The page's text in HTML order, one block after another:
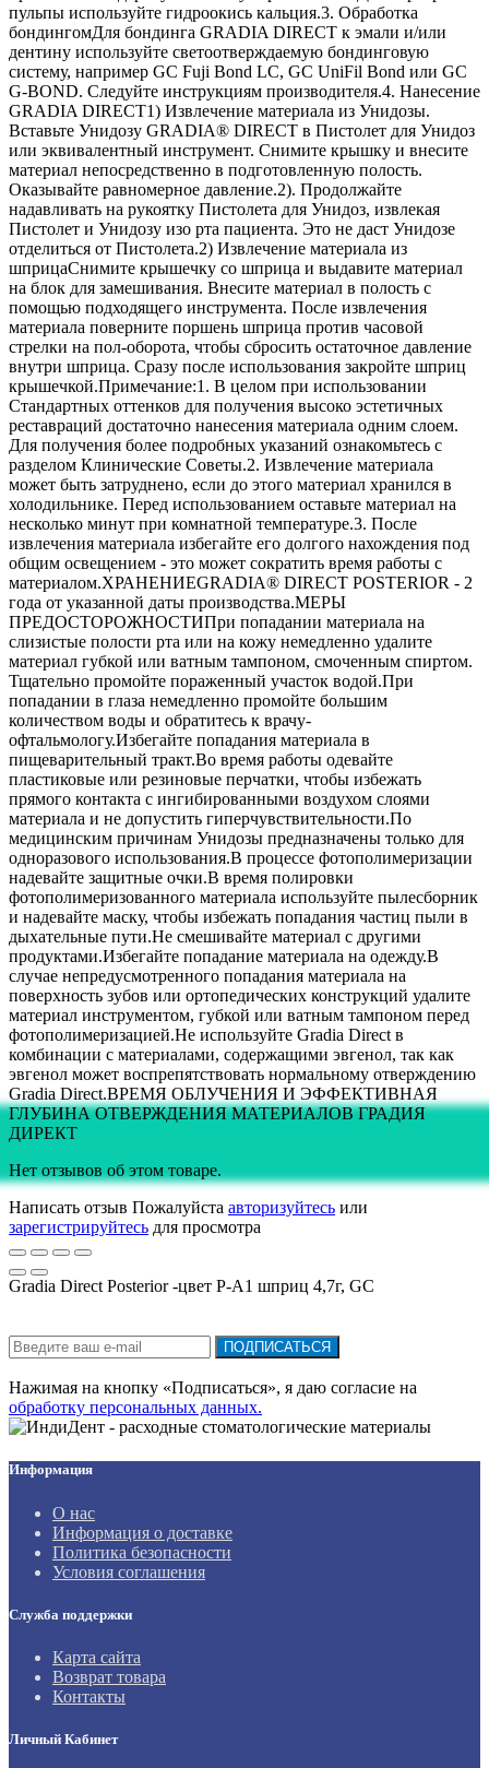
пульпы используйте гидроокись кальция.3. Обработка
бондингомДля бондинга GRADIA DIRECT к эмали и/или
дентину используйте светоотверждаемую бондинговую
систему, например GC Fuji Bond LC, GC UniFil Bond или GC
G-BOND. Следуйте инструкциям производителя.4. Нанесение
GRADIA DIRECT1) Извлечение материала из Унидозы.
Вставьте Унидозу GRADIA® DIRECT в Пистолет для Унидоз
или эквивалентный инструмент. Снимите крышку и внесите
материал непосредственно в подготовленную полость.
Оказывайте равномерное давление.2). Продолжайте
надавливать на рукоятку Пистолета для Унидоз, извлекая
Пистолет и Унидозу изо рта пациента. Это не даст Унидозе
отделиться от Пистолета.2) Извлечение материала из
шприцаСнимите крышечку со шприца и выдавите материал
на блок для замешивания. Внесите материал в полость с
помощью подходящего инструмента. После извлечения
материала поверните поршень шприца против часовой
стрелки на пол-оборота, чтобы сбросить остаточное давление
внутри шприца. Сразу после использования закройте шприц
крышечкой.Примечание:1. В целом при использовании
Стандартных оттенков для получения высоко эстетичных
реставраций достаточно нанесения материала одним слоем.
Для получения более подробных указаний ознакомьтесь с
разделом Клинические Советы.2. Извлечение материала
может быть затруднено, если до этого материал хранился в
холодильнике. Перед использованием оставьте материал на
несколько минут при комнатной температуре.3. После
извлечения материала избегайте его долгого нахождения под
общим освещением - это может сократить время работы с
материалом.ХРАНЕНИЕGRADIA® DIRECT POSTERIOR - 2
года от указанной даты производства.МЕРЫ
ПРЕДОСТОРОЖНОСТИПри попадании материала на
слизистые полости рта или на кожу немедленно удалите
материал губкой или ватным тампоном, смоченным спиртом.
Тщательно промойте пораженный участок водой.При
попадании в глаза немедленно промойте большим
количеством воды и обратитесь к врачу-
офтальмологу.Избегайте попадания материала в
пищеварительный тракт.Во время работы одевайте
пластиковые или резиновые перчатки, чтобы избежать
прямого контакта с ингибированными воздухом слоями
материала и не допустить гиперчувствительности.По
медицинским причинам Унидозы предназначены только для
одноразового использования.В процессе фотополимеризации
надевайте защитные очки.В время полировки
фотополимеризованного материала используйте пылесборник
и надевайте маску, чтобы избежать попадания частиц пыли в
дыхательные пути.Не смешивайте материал с другими
продуктами.Избегайте попадание материала на одежду.В
случае непредусмотренного попадания материала на
поверхность зубов или ортопедических конструкций удалите
материал инструментом, губкой или ватным тампоном перед
фотополимеризацией.Не используйте Gradia Direct в
комбинации с материалами, содержащими эвгенол, так как
эвгенол может воспрепятствовать нормальному отверждению
Gradia Direct.ВРЕМЯ ОБЛУЧЕНИЯ И ЭФФЕКТИВНАЯ
ГЛУБИНА ОТВЕРЖДЕНИЯ МАТЕРИАЛОВ ГРАДИЯ
ДИРЕКТ
Нет отзывов об этом товаре.
Написать отзыв Пожалуйста авторизуйтесь или
зарегистрируйтесь для просмотра
Gradia Direct Posterior -цвет Р-А1 шприц 4,7г, GC
ПОДПИСАТЬСЯ
Нажимая на кнопку «Подписаться», я даю cогласие на
обработку персональных данных.
Информация
О нас
Информация о доставке
Политика безопасности
Условия соглашения
Служба поддержки
Карта сайта
Возврат товара
Контакты
Личный Кабинет